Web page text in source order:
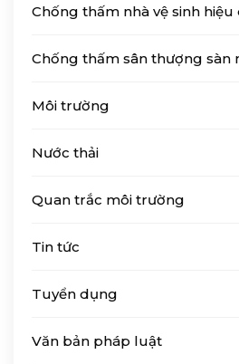
Chống thấm nhà vệ sinh
Chống thấm sân thượng sàn
Môi trường
Nước thải
Quan trắc môi trường
Tin tức
Tuyển dụng
Văn bản pháp luật